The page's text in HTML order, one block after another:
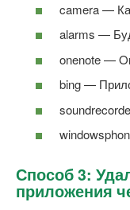
camera —
alarms —
onenote —
bing —
Способ 3:
приложения